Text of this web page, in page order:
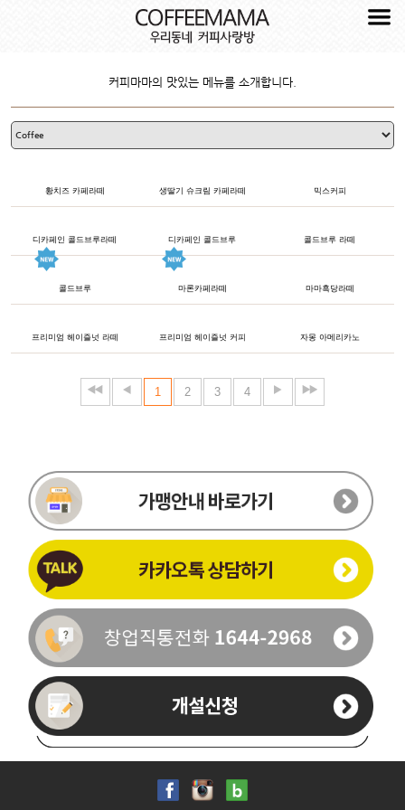
커피마마의 맛있는 메뉴를 소개합니다.
황치즈 카페라떼 생딸기 슈크림 카페라떼 믹스커피
디카페인 콜드브루라떼 디카페인 콜드브루 콜드브루 라떼
콜드브루 마론카페라떼 마마흑당라떼
프리미엄 헤이즐넛 라떼 프리미엄 헤이즐넛 커피 자몽 아메리카노
1 2 3 4
이름
- -